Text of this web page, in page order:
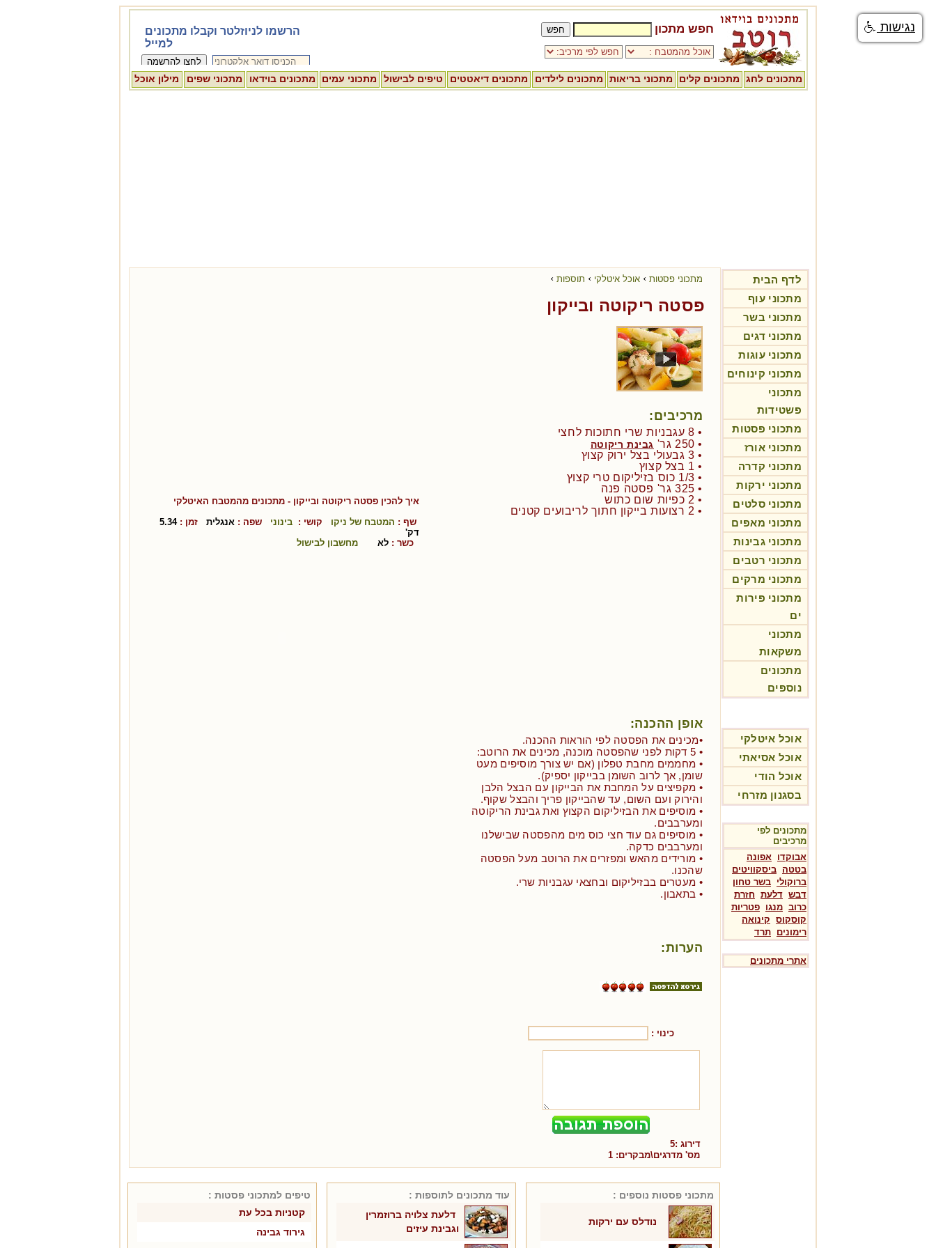
חפש מתכון
מתכונים לחג מתכונים קלים מתכוני בריאות מתכונים לילדים מתכונים דיאטטים טיפים לבישול מתכוני עמים מתכונים בוידאו מתכוני שפים מילון אוכל
לדף הבית
מתכוני עוף
מתכוני בשר
מתכוני דגים
מתכוני עוגות
מתכוני קינוחים
מתכוני
פשטידות
מתכוני פסטות
מתכוני אורז
מתכוני קדרה
מתכוני ירקות
מתכוני סלטים
מתכוני מאפים
מתכוני גבינות
מתכוני רטבים
מתכוני מרקים
מתכוני פירות
ים
מתכוני
משקאות
מתכונים
נוספים
אוכל איטלקי
אוכל אסיאתי
אוכל הודי
בסגנון מזרחי
מתכונים לפי
מרכיבים
אבוקדו אפונה
בטטה ביסקוויטים
ברוקולי בשר טחון
דבש דלעת חזרת
כרוב מנגו פטריות
קוסקוס קינואה
רימונים תרד
אתרי מתכונים
מתכוני פסטות › אוכל איטלקי › תוספות ›
פסטה ריקוטה ובייקון
מרכיבים:
• 8 עגבניות שרי חתוכות לחצי
• 250 גר'
גבינת ריקוטה
• 3 גבעולי בצל ירוק קצוץ
• 1 בצל קצוץ
• 1/3 כוס בזיליקום טרי קצוץ
• 325 גר' פסטה פנה
• 2 כפיות שום כתוש
• 2 רצועות בייקון חתוך לריבועים קטנים
אופן ההכנה:
•מכינים את הפסטה לפי הוראות ההכנה.
• 5 דקות לפני שהפסטה מוכנה, מכינים את הרוטב:
• מחממים מחבת טפלון (אם יש צורך מוסיפים מעט
שומן, אך לרוב השומן בבייקון יספיק).
• מקפיצים על המחבת את הבייקון עם הבצל הלבן
והירוק ועם השום, עד שהבייקון פריך והבצל שקוף.
• מוסיפים את הבזיליקום הקצוץ ואת גבינת הריקוטה
ומערבבים.
• מוסיפים גם עוד חצי כוס מים מהפסטה שבישלנו
ומערבבים כדקה.
• מורידים מהאש ומפזרים את הרוטב מעל הפסטה
שהכנו.
• מעטרים בבזיליקום ובחצאי עגבניות שרי.
• בתאבון.
הערות:
כינוי :
דירוג :5
מס' מדרגים\מבקרים: 1
איך להכין פסטה ריקוטה ובייקון - מתכונים מהמטבח האיטלקי
שף : המטבח של ניקו קושי : בינוני שפה : אנגלית זמן :5.34
דק'
כשר : לא מחשבון לבישול
מתכוני פסטות נוספים :
נודלס עם ירקות
עוד מתכונים לתוספות :
דלעת צלויה ברוזמרין
וגבינת עיזים
טיפים למתכוני פסטות :
קטניות בכל עת
גירוד גבינה
נגישות